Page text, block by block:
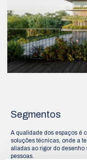
Segmentos
A qualidade dos espaços é
soluções técnicas, onde a
aliadas ao rigor do
pessoas.